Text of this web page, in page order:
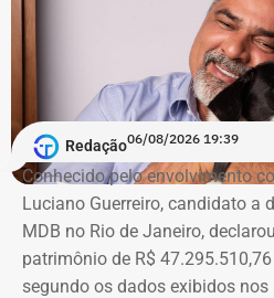
Redação06/08/2026 19:39
Conhecido pelo envolvimento
Luciano Guerreiro, candidato a
MDB no Rio de Janeiro,
patrimônio de R$
segundo os dados exibidos